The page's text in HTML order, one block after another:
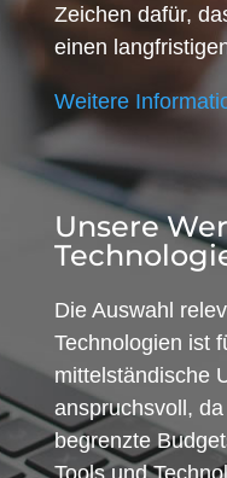
Zeichen dafür,
einen
Weitere
Unsere
Die Auswahl
Technologien ist
mittelständische
anspruchsvoll,
begrenzte
Tools und